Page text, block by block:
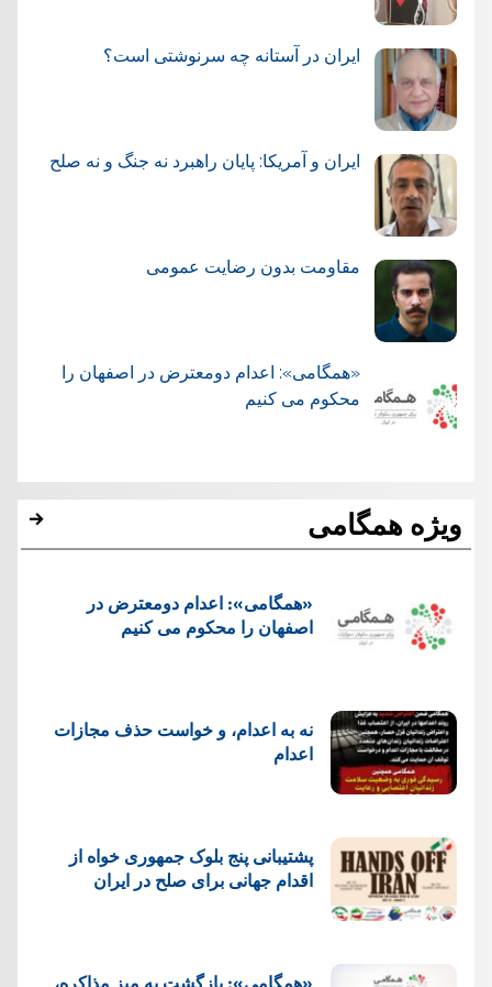
ایران در آستانه چه سرنوشتی است؟
ایران و آمریکا: پایان راهبرد نه جنگ و نه صلح
مقاومت بدون رضایت عمومی
«همگامی»: اعدام دومعترض در اصفهان را
محکوم می کنیم
ویژه همگامی
«همگامی»: اعدام دومعترض در
اصفهان را محکوم می کنیم
نه به اعدام، و خواست حذف مجازات
اعدام
پشتيبانی پنج بلوک جمهوری خواه از
اقدام جهانی برای صلح در ایران
«همگامی»: بازگشت به میز مذاکره،